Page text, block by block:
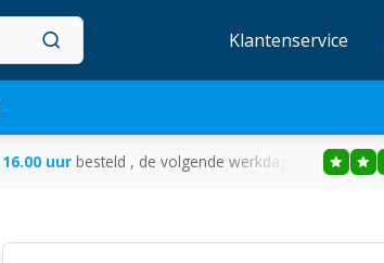
Klantenservice
16.00 uur besteld , de volgende werkdag in huis